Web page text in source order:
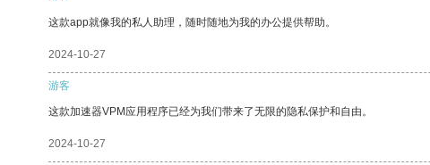
这款app就像我的私人助理，随时随地为我的办公提供帮助。
2024-10-27
游客
这款加速器VPM应用程序已经为我们带来了无限的隐私保护和自由。
2024-10-27